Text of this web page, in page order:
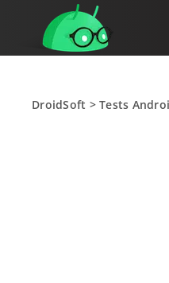
DroidSoft >Tests